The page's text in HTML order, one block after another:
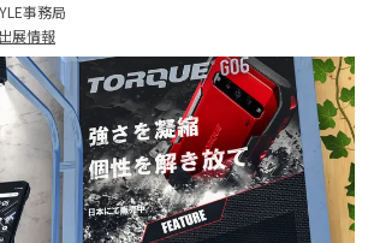
事務局
出展情報